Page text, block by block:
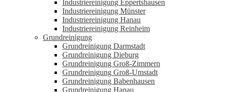
Industriereinigung Eppertshausen
Industriereinigung Münster
Industriereinigung Hanau
Industriereinigung Reinheim
Grundreinigung
Grundreinigung Darmstadt
Grundreinigung Dieburg
Grundreinigung Groß-Zimmern
Grundreinigung Groß-Umstadt
Grundreinigung Babenhausen
Grundreinigung Hanau